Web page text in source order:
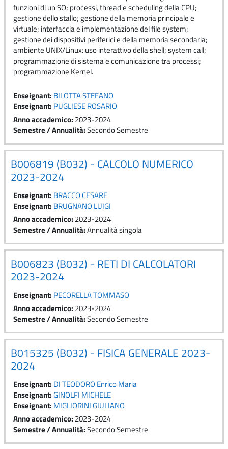
funzioni di un SO; processi, thread e scheduling della CPU;
gestione dello stallo; gestione della memoria principale e
virtuale; interfaccia e implementazione del file system;
gestione dei dispositivi periferici e della memoria secondaria;
ambiente UNIX/Linux: uso interattivo della shell; system call;
programmazione di sistema e comunicazione tra processi;
programmazione Kernel.
Enseignant: BILOTTA STEFANO
Enseignant: PUGLIESE ROSARIO
Anno accademico: 2023-2024
Semestre / Annualità:Secondo Semestre
B006819 (B032) - CALCOLO NUMERICO
2023-2024
Enseignant: BRACCO CESARE
Enseignant: BRUGNANO LUIGI
Anno accademico: 2023-2024
Semestre / Annualità:Annualità singola
B006823 (B032) - RETI DI CALCOLATORI
2023-2024
Enseignant: PECORELLA TOMMASO
Anno accademico: 2023-2024
Semestre / Annualità:Secondo Semestre
B015325 (B032) - FISICA GENERALE 2023-
2024
Enseignant: DI TEODORO Enrico Maria
Enseignant:GINOLFI MICHELE
Enseignant: MIGLIORINI GIULIANO
Anno accademico: 2023-2024
Semestre / Annualità:Secondo Semestre